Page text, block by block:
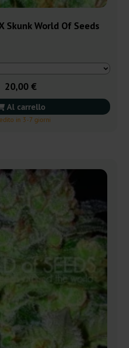
Skunk World Of Seeds
20,00 €
Al carrello
in 3-7 giorni